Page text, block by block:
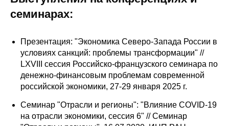
Издания
Проблемы прогнозирования
О журнале
Номера журналов
семинарах:
Презентация: "Экономика Северо-Запада России в
условиях санкций: проблемы трансформации" //
LXVIII сессия Российско-французского семинара по
денежно-финансовым проблемам современной
российской экономики, 27-29 января 2025 г.
Семинар "Отрасли и регионы": "Влияние COVID-19
на отрасли экономики, сессия 6" // Семинар